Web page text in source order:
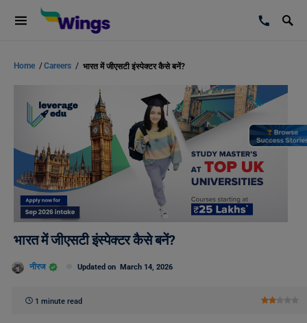
Home /Careers / भारत में जीएसटी इंस्पेक्टर कैसे बनें?
भारत में जीएसटी इंस्पेक्टर कैसे बनें?
नीरज Updated on March 14, 2026
1 minute read